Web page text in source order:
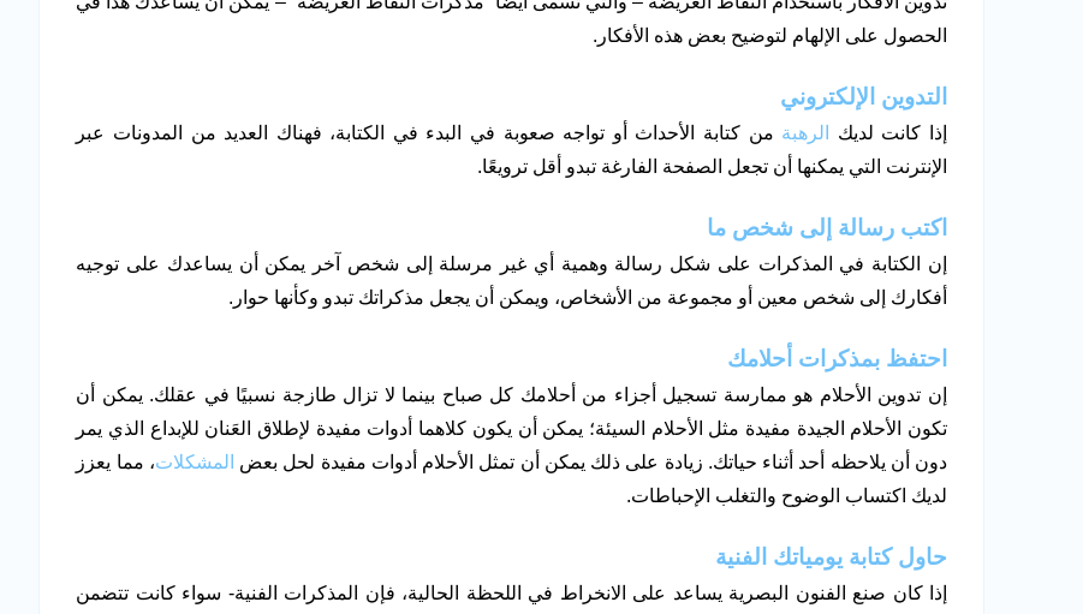
الحصول على الإلهام لتوضيح بعض هذه الأفكار.
التدوين الإلكتروني
إذا كانت لديك الرهبة من كتابة الأحداث أو تواجه صعوبة في البدء في الكتابة، فهناك العديد من المدونات عبر
الإنترنت التي يمكنها أن تجعل الصفحة الفارغة تبدو أقل ترويعًا.
اكتب رسالة إلى شخص ما
إن الكتابة في المذكرات على شكل رسالة وهمية أي غير مرسلة إلى شخص آخر يمكن أن يساعدك على توجيه
أفكارك إلى شخص معين أو مجموعة من الأشخاص، ويمكن أن يجعل مذكراتك تبدو وكأنها حوار.
احتفظ بمذكرات أحلامك
إن تدوين الأحلام هو ممارسة تسجيل أجزاء من أحلامك كل صباح بينما لا تزال طازجة نسبيًا في عقلك. يمكن أن
تكون الأحلام الجيدة مفيدة مثل الأحلام السيئة؛ يمكن أن يكون كلاهما أدوات مفيدة لإطلاق العَنان للإبداع الذي يمر
دون أن يلاحظه أحد أثناء حياتك. زيادة على ذلك يمكن أن تمثل الأحلام أدوات مفيدة لحل بعض المشكلات، مما يعزز
لديك اكتساب الوضوح والتغلب الإحباطات.
حاول كتابة يومياتك الفنية
إذا كان صنع الفنون البصرية يساعد على الانخراط في اللحظة الحالية، فإن المذكرات الفنية- سواء كانت تتضمن